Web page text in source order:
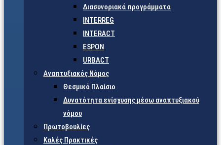
Διασυνοριακά προγράμματα
INTERREG
INTERACT
ESPON
URBACT
Αναπτυξιακός Νόμος
Θεσμικό Πλαίσιο
Δυνατότητα ενίσχυσης μέσω αναπτυξιακού
νόμου
Πρωτοβουλίες
Καλές Πρακτικές